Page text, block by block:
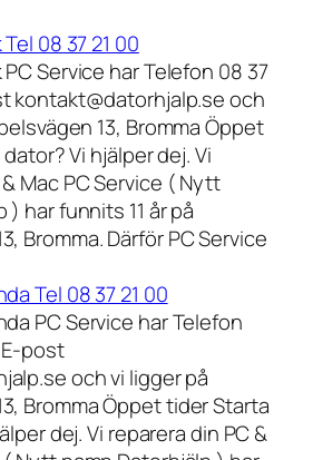
08 37 21 00
PC Service har Telefon 08 37
kontakt@datorhjalp.se och
13, Bromma Öppet
Vi hjälper dej. Vi
Mac PC Service ( Nytt
) har funnits 11 år på
Bromma. Därför PC Service
Tel 08 37 21 00
PC Service har Telefon
E-post
och vi ligger på
Bromma Öppet tider Starta
dej. Vi reparera din PC &